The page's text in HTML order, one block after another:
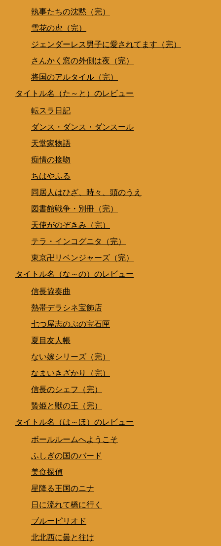
執事たちの沈黙（完）
雪花の虎（完）
ジェンダーレス男子に愛されてます（完）
さんかく窓の外側は夜（完）
将国のアルタイル（完）
タイトル名（た～と）のレビュー
転スラ日記
ダンス・ダンス・ダンスール
天堂家物語
痴情の接吻
ちはやふる
同居人はひざ、時々、頭のうえ
図書館戦争・別冊（完）
天使がのぞきみ（完）
テラ・インコグニタ（完）
東京卍リベンジャーズ（完）
タイトル名（な～の）のレビュー
信長協奏曲
熱帯デラシネ宝飾店
七つ屋志のぶの宝石匣
夏目友人帳
ない嫁シリーズ（完）
なまいきざかり（完）
信長のシェフ（完）
贄姫と獣の王（完）
タイトル名（は～ほ）のレビュー
ボールルームへようこそ
ふしぎの国のバード
美食探偵
星降る王国のニナ
日に流れて橋に行く
ブルーピリオド
北北西に曇と往け